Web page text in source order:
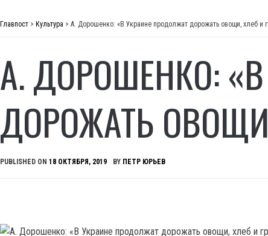
Главпост > Культура > А. Дорошенко: «В Украине продолжат дорожать овощи, хлеб и
А. ДОРОШЕНКО:
ДОРОЖАТЬ
PUBLISHED ON 18 ОКТЯБРЯ, 2019 BY ПЕТР ЮРЬЕВ